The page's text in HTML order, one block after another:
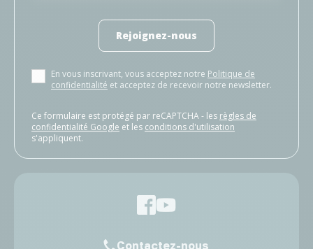
Rejoignez-nous
En vous inscrivant, vous acceptez notre Politique de
confidentialité et acceptez de recevoir notre newsletter.
Ce formulaire est protégé par reCAPTCHA - les règles de
confidentialité Google et les conditions d'utilisation
s'appliquent.
Contactez-nous